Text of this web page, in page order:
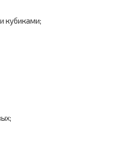
кубиками;